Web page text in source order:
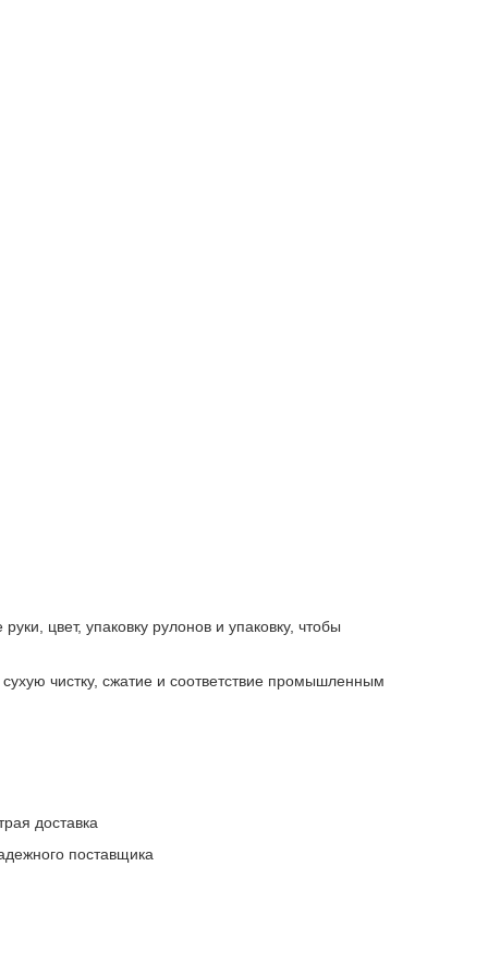
цвет, упаковку рулонов и упаковку, чтобы
чистку, сжатие и соответствие промышленным
доставка
поставщика